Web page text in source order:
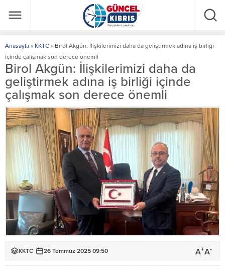
Anasayfa » KKTC » Birol Akgün: İlişkilerimizi daha da geliştirmek adına iş birliği
içinde çalışmak son derece önemli
Birol Akgün: İlişkilerimizi daha da
geliştirmek adına iş birliği içinde
çalışmak son derece önemli
KKTC 26 Temmuz 2025 09:50 A+A-